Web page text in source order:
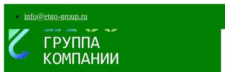
info@etgo-group.ru